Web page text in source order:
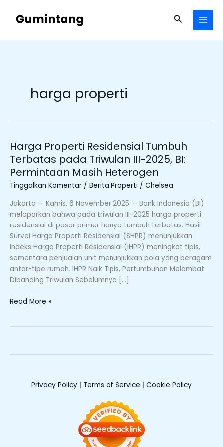
konten
Cari
harga properti
Harga Properti Residensial Tumbuh
Terbatas pada Triwulan III-2025, BI:
Permintaan Masih Heterogen
Tinggalkan Komentar / Berita Properti / Chelsea
Jakarta — Kamis, 6 November 2025 — Bank Indonesia (BI)
melaporkan bahwa pada triwulan III-2025 harga properti
residensial di pasar primer hanya tumbuh terbatas. Hasil
Survei Harga Properti Residensial (SHPR) menunjukkan
Indeks Harga Properti Residensial (IHPR) meningkat tipis,
sementara penjualan unit menunjukkan pola yang beragam
antar-tipe rumah. IHPR Naik Tipis, Pertumbuhan Melambat
Dibanding Triwulan Sebelumnya […]
Harga
Properti
Residensial
Tumbuh
Terbatas
pada
Triwulan
2025,
BI:
Permintaan
Masih
Heterogen
Read More »
Privacy Policy | Terms of Service | Cookie Policy